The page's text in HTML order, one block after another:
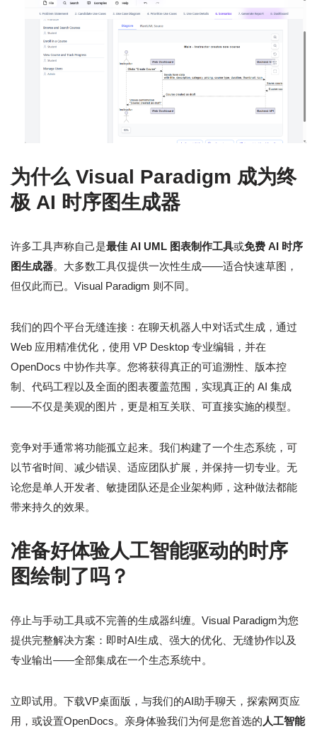
为什么 Visual Paradigm 成为终
极 AI 时序图生成器
许多工具声称自己是最佳 AI UML 图表制作工具或免费 AI 时序
图生成器。大多数工具仅提供一次性生成——适合快速草图，
但仅此而已。Visual Paradigm 则不同。
我们的四个平台无缝连接：在聊天机器人中对话式生成，通过
Web 应用精准优化，使用 VP Desktop 专业编辑，并在
OpenDocs 中协作共享。您将获得真正的可追溯性、版本控
制、代码工程以及全面的图表覆盖范围，实现真正的 AI 集成
——不仅是美观的图片，更是相互关联、可直接实施的模型。
竞争对手通常将功能孤立起来。我们构建了一个生态系统，可
以节省时间、减少错误、适应团队扩展，并保持一切专业。无
论您是单人开发者、敏捷团队还是企业架构师，这种做法都能
带来持久的效果。
准备好体验人工智能驱动的时序
图绘制了吗？
停止与手动工具或不完善的生成器纠缠。Visual Paradigm为您
提供完整解决方案：即时AI生成、强大的优化、无缝协作以及
专业输出——全部集成在一个生态系统中。
立即试用。下载VP桌面版，与我们的AI助手聊天，探索网页应
用，或设置OpenDocs。亲身体验我们为何是您首选的 人工智能